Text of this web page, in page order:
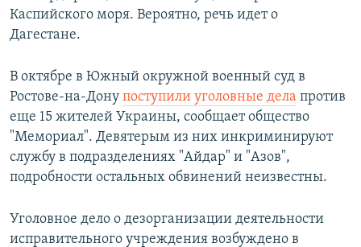
Каспийского моря. Вероятно, речь идет о
Дагестане.
В октябре в Южный окружной военный суд в
Ростове-на-Дону поступили уголовные дела против
еще 15 жителей Украины, сообщает общество
"Мемориал". Девятерым из них инкриминируют
службу в подразделениях "Айдар" и "Азов",
подробности остальных обвинений неизвестны.
Уголовное дело о дезорганизации деятельности
исправительного учреждения возбуждено в